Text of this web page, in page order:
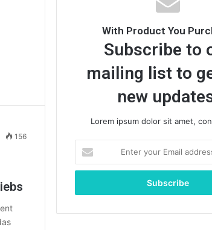
156
With Product You
Subscribe to
mailing list to
new
Lorem ipsum dolor sit amet,
your
Email